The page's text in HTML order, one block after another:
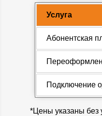
Услуга
Абонентская
Подключение
*Цены указаны без